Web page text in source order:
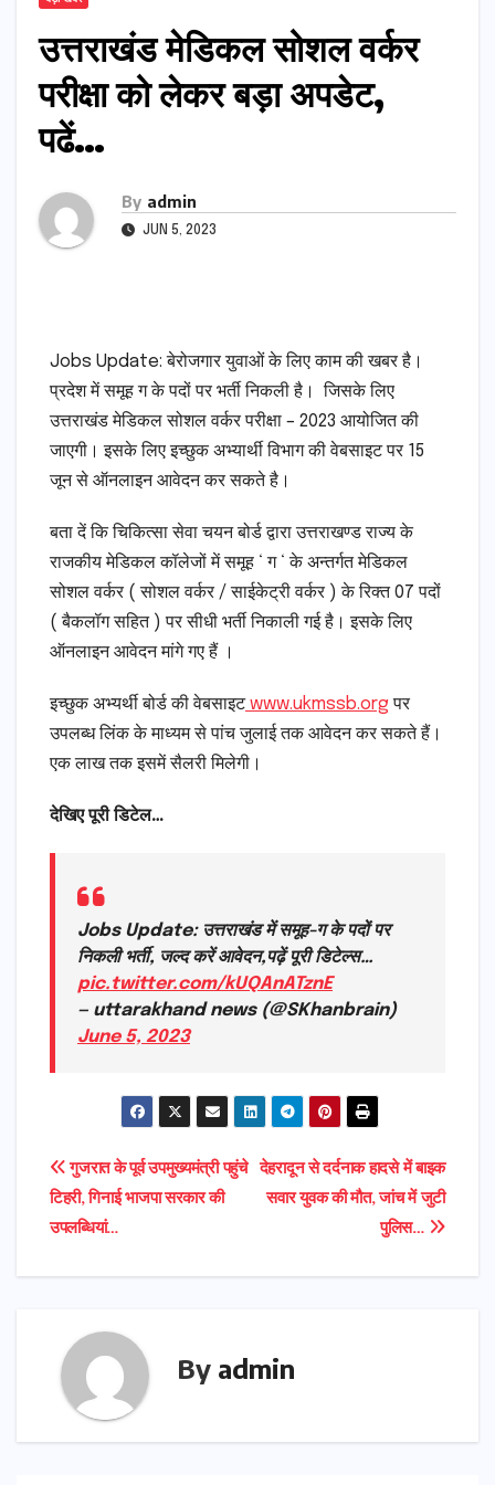
उत्तराखंड मेडिकल सोशल वर्कर
परीक्षा को लेकर बड़ा अपडेट,
पढें…
By admin
JUN 5, 2023
Jobs Update: बेरोजगार युवाओं के लिए काम की खबर है।
प्रदेश में समूह ग के पदों पर भर्ती निकली है। जिसके लिए
उत्तराखंड मेडिकल सोशल वर्कर परीक्षा – 2023 आयोजित की
जाएगी। इसके लिए इच्छुक अभ्यार्थी विभाग की वेबसाइट पर 15
जून से ऑनलाइन आवेदन कर सकते है।
बता दें कि चिकित्सा सेवा चयन बोर्ड द्वारा उत्तराखण्ड राज्य के
राजकीय मेडिकल कॉलेजों में समूह ‘ ग ‘ के अन्तर्गत मेडिकल
सोशल वर्कर ( सोशल वर्कर / साईकेट्री वर्कर ) के रिक्त 07 पदों
( बैकलॉग सहित ) पर सीधी भर्ती निकाली गई है। इसके लिए
ऑनलाइन आवेदन मांगे गए हैं ।
इच्छुक अभ्यर्थी बोर्ड की वेबसाइटwww.ukmssb.orgपर
उपलब्ध लिंक के माध्यम से पांच जुलाई तक आवेदन कर सकते हैं।
एक लाख तक इसमें सैलरी मिलेगी।
देखिए पूरी डिटेल…
Jobs Update: उत्तराखंड में समूह-ग के पदों पर
निकली भर्ती, जल्द करें आवेदन,पढ़ें पूरी डिटेल्स…
pic.twitter.com/kUQAnATznE
— uttarakhand news (@SKhanbrain)
June 5, 2023
Post
navigation
देहरादून से दर्दनाक हादसे में बाइक
सवार युवक की मौत, जांच में जुटी
पुलिस…
गुजरात के पूर्व उपमुख्यमंत्री पहुंचे
टिहरी, गिनाई भाजपा सरकार की
उपलब्धियां…
By admin